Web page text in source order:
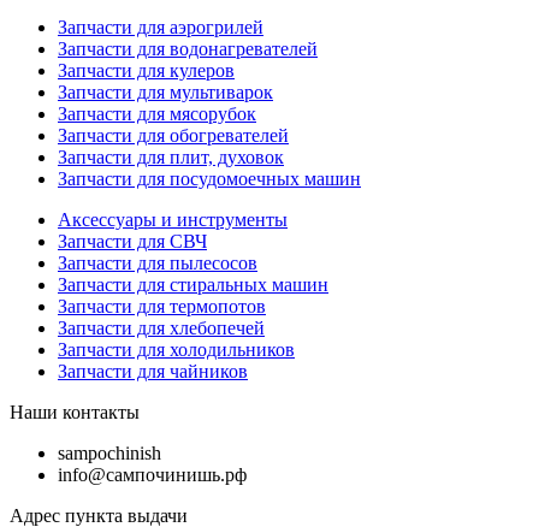
Запчасти для аэрогрилей
Запчасти для водонагревателей
Запчасти для кулеров
Запчасти для мультиварок
Запчасти для мясорубок
Запчасти для обогревателей
Запчасти для плит, духовок
Запчасти для посудомоечных машин
Аксессуары и инструменты
Запчасти для СВЧ
Запчасти для пылесосов
Запчасти для стиральных машин
Запчасти для термопотов
Запчасти для хлебопечей
Запчасти для холодильников
Запчасти для чайников
Наши контакты
sampochinish
info@сампочинишь.рф
Адрес пункта выдачи